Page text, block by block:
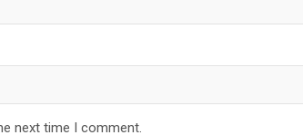
next time I comment.